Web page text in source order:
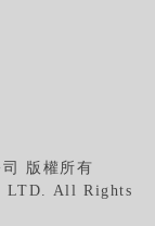
版權所有
LTD. All Rights